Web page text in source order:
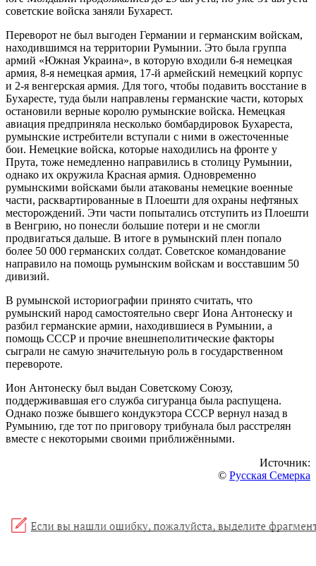
советские войска заняли Бухарест.
Переворот не был выгоден Германии и германским войскам,
находившимся на территории Румынии. Это была группа
армий «Южная Украина», в которую входили 6-я немецкая
армия, 8-я немецкая армия, 17-й армейский немецкий корпус
и 2-я венгерская армия. Для того, чтобы подавить восстание в
Бухаресте, туда были направлены германские части, которых
остановили верные королю румынские войска. Немецкая
авиация предприняла несколько бомбардировок Бухареста,
румынские истребители вступали с ними в ожесточенные
бои. Немецкие войска, которые находились на фронте у
Прута, тоже немедленно направились в столицу Румынии,
однако их окружила Красная армия. Одновременно
румынскими войсками были атакованы немецкие военные
части, расквартированные в Плоешти для охраны нефтяных
месторождений. Эти части попытались отступить из Плоешти
в Венгрию, но понесли большие потери и не смогли
продвигаться дальше. В итоге в румынский плен попало
более 50 000 германских солдат. Советское командование
направило на помощь румынским войскам и восставшим 50
дивизий.
В румынской историографии принято считать, что
румынский народ самостоятельно сверг Иона Антонеску и
разбил германские армии, находившиеся в Румынии, а
помощь СССР и прочие внешнеполитические факторы
сыграли не самую значительную роль в государственном
перевороте.
Ион Антонеску был выдан Советскому Союзу,
поддерживавшая его служба сигуранца была распущена.
Однако позже бывшего кондукэтора СССР вернул назад в
Румынию, где тот по приговору трибунала был расстрелян
вместе с некоторыми своими приближёнными.
Источник:
© Русская Семерка